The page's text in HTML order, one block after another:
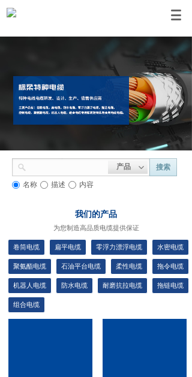
我们的产品
为您制造高品质电缆提供保证
卷筒电缆 扁平电缆 零浮力漂浮电缆 水密电缆
聚氨酯电缆 石油平台电缆 柔性电缆 拖令电缆
机器人电缆 防水电缆 耐磨抗拉电缆 拖链电缆
组合电缆
产品 搜索
名称 描述 内容